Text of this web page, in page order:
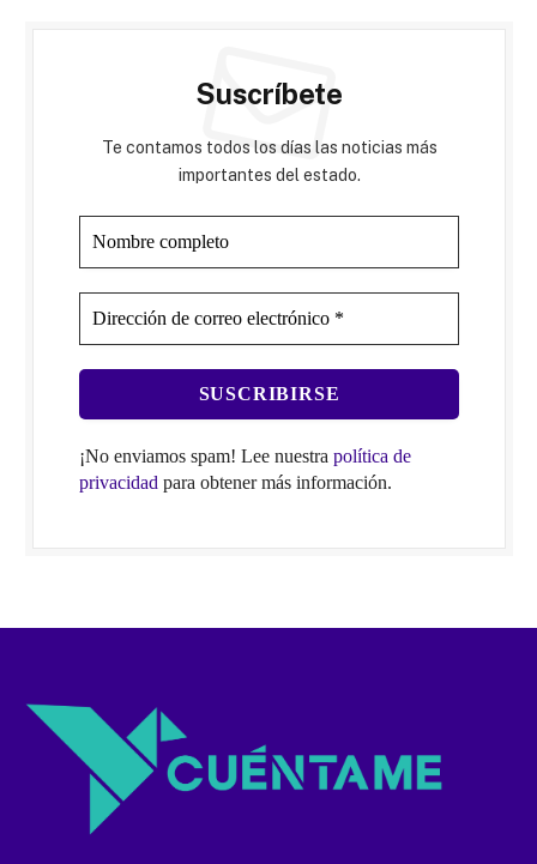
Suscríbete
Te contamos todos los días las noticias más
importantes del estado.
¡No enviamos spam! Lee nuestra política de
privacidad para obtener más información.